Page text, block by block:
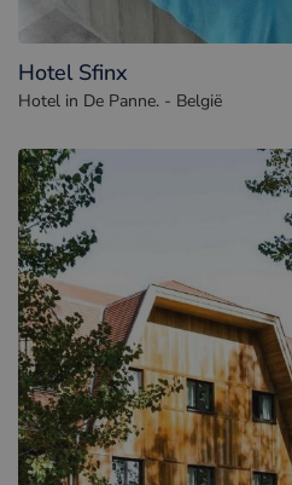
Hotel Sfinx
Hotel in De Panne. - België